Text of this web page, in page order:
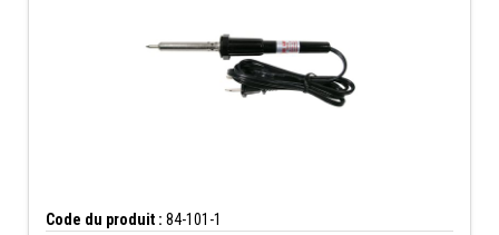
Code du produit : 84-101-1